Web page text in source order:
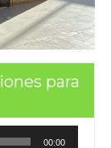
para
00:00